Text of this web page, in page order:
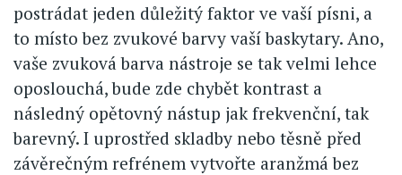
postrádat jeden důležitý faktor ve vaší písni, a
to místo bez zvukové barvy vaší baskytary. Ano,
vaše zvuková barva nástroje se tak velmi lehce
oposlouchá, bude zde chybět kontrast a
následný opětovný nástup jak frekvenční, tak
barevný. I uprostřed skladby nebo těsně před
závěrečným refrénem vytvořte aranžmá bez